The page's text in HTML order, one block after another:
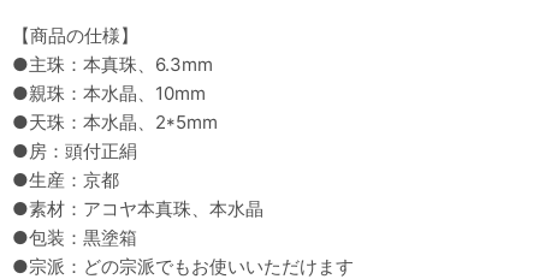
【商品の仕様】
●主珠：本真珠、6.3mm
●親珠：本水晶、10mm
●天珠：本水晶、2*5mm
●房：頭付正絹
●生産：京都
●素材：アコヤ本真珠、本水晶
●包装： 黒塗箱
●宗派：どの宗派でもお使いいただけます